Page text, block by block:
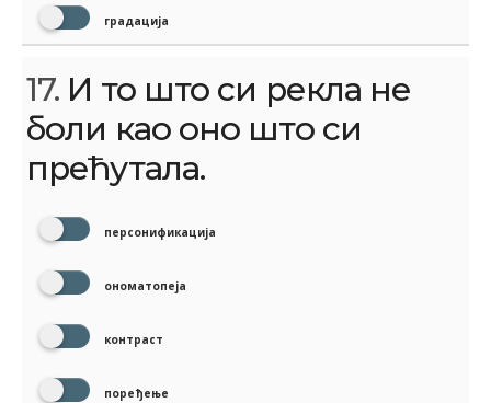
градација
17. И то што си рекла не
боли као оно што си
прећутала.
персонификација
ономатопеја
контраст
поређење